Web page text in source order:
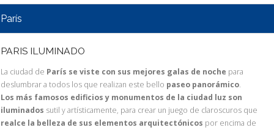
París
PARIS ILUMINADO
La ciudad de París se viste con sus mejores galas de noche para
deslumbrar a todos los que realizan este bello paseo panorámico.
Los más famosos edificios y monumentos de la ciudad luz son
iluminados sutil y artísticamente, para crear un juego de claroscuros que
realce la belleza de sus elementos arquitectónicos por encima de